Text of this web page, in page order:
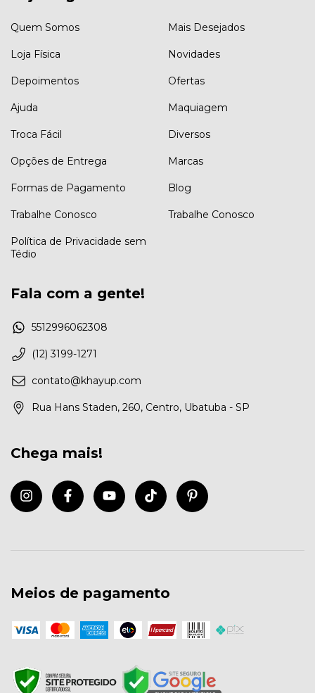
Quem Somos
Loja Física
Depoimentos
Ajuda
Troca Fácil
Opções de Entrega
Formas de Pagamento
Trabalhe Conosco
Política de Privacidade sem
Tédio
Mais Desejados
Novidades
Ofertas
Maquiagem
Diversos
Marcas
Blog
Trabalhe Conosco
Fala com a gente!
5512996062308
(12) 3199-1271
contato@khayup.com
Rua Hans Staden, 260, Centro, Ubatuba - SP
Chega mais!
Meios de pagamento